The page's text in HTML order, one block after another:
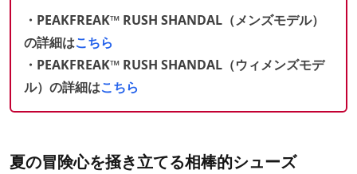
・PEAKFREAK™ RUSH SHANDAL（メンズモデル）
の詳細はこちら
・PEAKFREAK™ RUSH SHANDAL（ウィメンズモデ
ル）の詳細はこちら
夏の冒険心を掻き立てる相棒的シューズ